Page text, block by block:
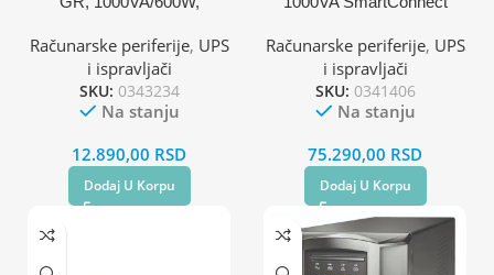
Računarske periferije, UPS
i ispravljači
SKU: 0343234
Na stanju
12.890,00 RSD
Dodaj U Korpu
Računarske periferije, UPS
i ispravljači
SKU: 0341406
Na stanju
75.290,00 RSD
Dodaj U Korpu